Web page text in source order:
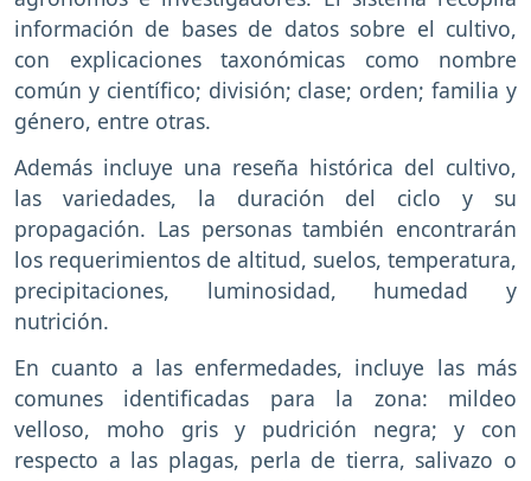
información de bases de datos sobre el cultivo,
con explicaciones taxonómicas como nombre
común y científico; división; clase; orden; familia y
género, entre otras.
Además incluye una reseña histórica del cultivo,
las variedades, la duración del ciclo y su
propagación. Las personas también encontrarán
los requerimientos de altitud, suelos, temperatura,
precipitaciones, luminosidad, humedad y
nutrición.
En cuanto a las enfermedades, incluye las más
comunes identificadas para la zona: mildeo
velloso, moho gris y pudrición negra; y con
respecto a las plagas, perla de tierra, salivazo o